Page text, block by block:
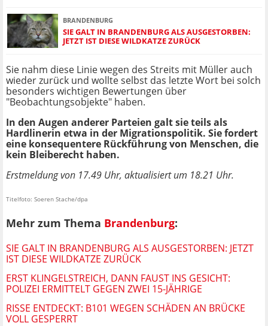
BRANDENBURG
SIE GALT IN BRANDENBURG ALS AUSGESTORBEN:
JETZT IST DIESE WILDKATZE ZURÜCK
Sie nahm diese Linie wegen des Streits mit Müller auch
wieder zurück und wollte selbst das letzte Wort bei solch
besonders wichtigen Bewertungen über
"Beobachtungsobjekte" haben.
In den Augen anderer Parteien galt sie teils als
Hardlinerin etwa in der Migrationspolitik. Sie fordert
eine konsequentere Rückführung von Menschen, die
kein Bleiberecht haben.
Erstmeldung von 17.49 Uhr, aktualisiert um 18.21 Uhr.
Titelfoto: Soeren Stache/dpa
Mehr zum Thema Brandenburg:
SIE GALT IN BRANDENBURG ALS AUSGESTORBEN: JETZT
IST DIESE WILDKATZE ZURÜCK
ERST KLINGELSTREICH, DANN FAUST INS GESICHT:
POLIZEI ERMITTELT GEGEN ZWEI 15-JÄHRIGE
RISSE ENTDECKT: B101 WEGEN SCHÄDEN AN BRÜCKE
VOLL GESPERRT